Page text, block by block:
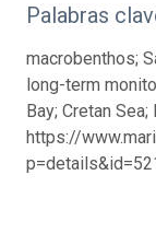
Palabras
macrobenthos;
long-term
Bay; Cretan
https://